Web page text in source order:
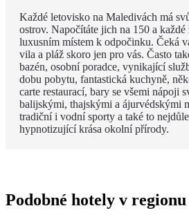
Každé letovisko na Maledivách má
ostrov. Napočítáte jich na 150 a každé
luxusním místem k odpočinku. Čeká
vila a pláž skoro jen pro vás. Často
bazén, osobní poradce, vynikající
dobu pobytu, fantastická kuchyně,
carte restaurací, bary se všemi nápoji
balijskými, thajskými a ájurvédskými
tradiční i vodní sporty a také to
hypnotizující krása okolní přírody.
Podobné hotely v regionu